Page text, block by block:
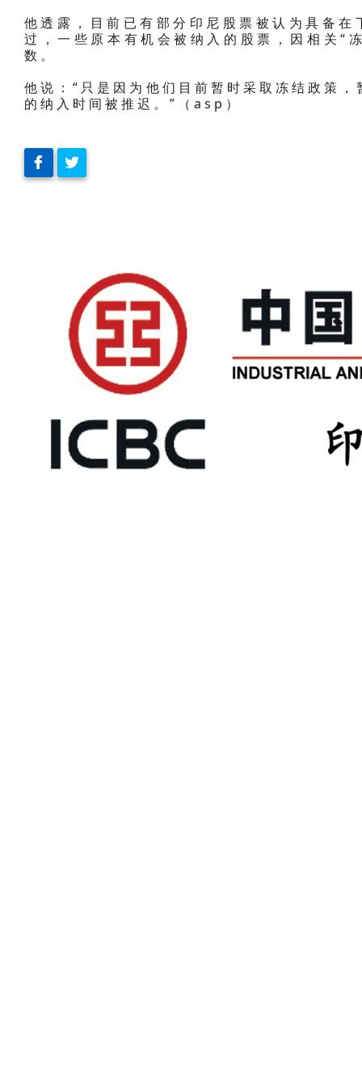
他透露，目前已有部分印尼股票被认为具备
过，一些原本有机会被纳入的股票，因相关
数。
他说：“只是因为他们目前暂时采取冻结政策
的纳入时间被推迟。”（asp）